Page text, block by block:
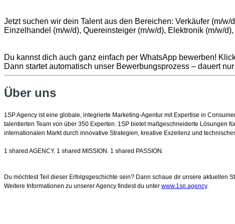
Jetzt suchen wir dein Talent aus den Bereichen: Verkäufer (m/
Einzelhandel (m/w/d), Quereinsteiger (m/w/d), Elektronik (m/w/
Du kannst dich auch ganz einfach per WhatsApp bewerben!
Dann startet automatisch unser Bewerbungsprozess – dauert nur
Über uns
1SP Agency ist eine globale, integrierte Marketing-Agentur mit Expertise in
talentierten Team von über 350 Experten. 1SP bietet maßgeschneiderte Lösungen
internationalen Markt durch innovative Strategien, kreative Exzellenz und
1 shared AGENCY. 1 shared MISSION. 1 shared PASSION.
Du möchtest Teil dieser Erfolgsgeschichte sein? Dann schaue dir unsere aktuellen
Weitere Informationen zu unserer Agency findest du unter www.1sp.agency.